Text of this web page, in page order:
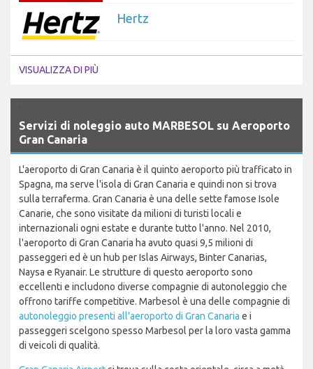
Hertz
VISUALIZZA DI PIÙ
Servizi di noleggio auto MARBESOL su Aeroporto
Gran Canaria
L'aeroporto di Gran Canaria è il quinto aeroporto più trafficato in
Spagna, ma serve l'isola di Gran Canaria e quindi non si trova
sulla terraferma. Gran Canaria è una delle sette famose Isole
Canarie, che sono visitate da milioni di turisti locali e
internazionali ogni estate e durante tutto l'anno. Nel 2010,
l'aeroporto di Gran Canaria ha avuto quasi 9,5 milioni di
passeggeri ed è un hub per Islas Airways, Binter Canarias,
Naysa e Ryanair. Le strutture di questo aeroporto sono
eccellenti e includono diverse compagnie di autonoleggio che
offrono tariffe competitive. Marbesol è una delle compagnie di
autonoleggio presenti all'aeroporto di Gran Canaria e i
passeggeri scelgono spesso Marbesol per la loro vasta gamma
di veicoli di qualità.